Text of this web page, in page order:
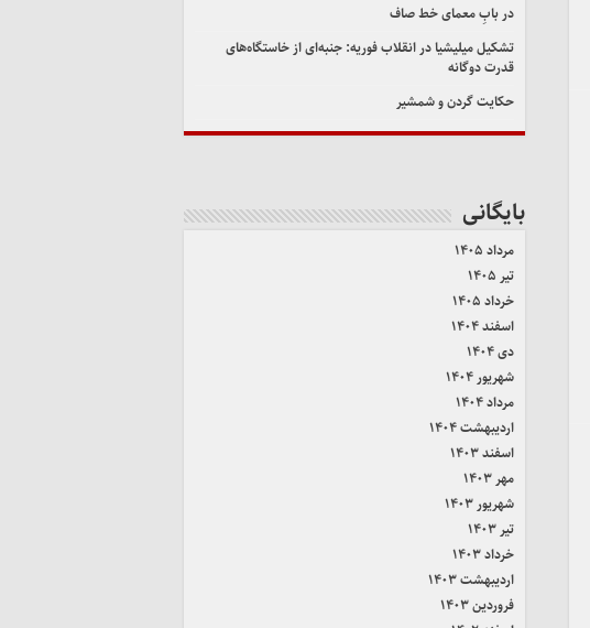
در بابِ معمای خط صاف
تشکیل میلیشیا در انقلاب فوریه: جنبه‌ای از خاستگاه‌های
قدرت دوگانه
حکایت گردن و شمشیر
بایگانی
مرداد ۱۴۰۵
تیر ۱۴۰۵
خرداد ۱۴۰۵
اسفند ۱۴۰۴
دی ۱۴۰۴
شهریور ۱۴۰۴
مرداد ۱۴۰۴
اردیبهشت ۱۴۰۴
اسفند ۱۴۰۳
مهر ۱۴۰۳
شهریور ۱۴۰۳
تیر ۱۴۰۳
خرداد ۱۴۰۳
اردیبهشت ۱۴۰۳
فروردین ۱۴۰۳